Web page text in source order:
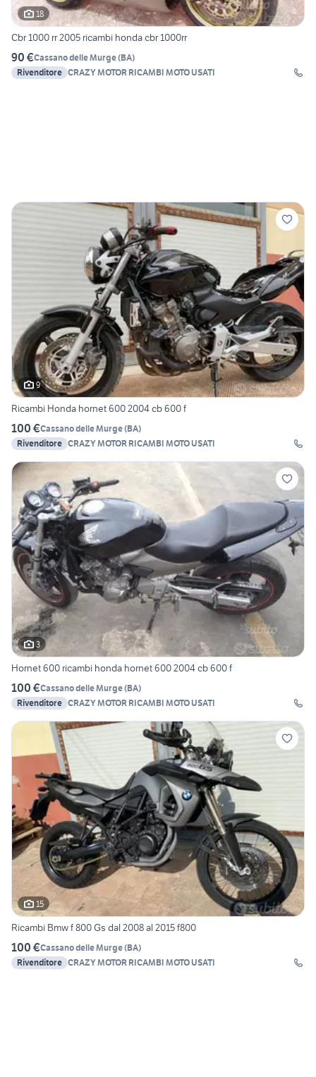
18
Cbr 1000 rr 2005 ricambi honda cbr 1000rr
90 €Cassano delle Murge(BA)
Rivenditore CRAZY MOTOR RICAMBI MOTO USATI
9
Ricambi Honda hornet 600 2004 cb 600 f
100 €Cassano delle Murge(BA)
Rivenditore CRAZY MOTOR RICAMBI MOTO USATI
3
Hornet 600 ricambi honda hornet 600 2004 cb 600 f
100 €Cassano delle Murge(BA)
Rivenditore CRAZY MOTOR RICAMBI MOTO USATI
15
Ricambi Bmw f 800 Gs dal 2008 al 2015 f800
100 €Cassano delle Murge(BA)
Rivenditore CRAZY MOTOR RICAMBI MOTO USATI